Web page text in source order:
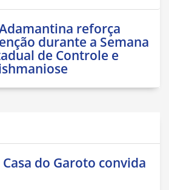
reforça
durante a Semana
de Controle e
do Garoto convida